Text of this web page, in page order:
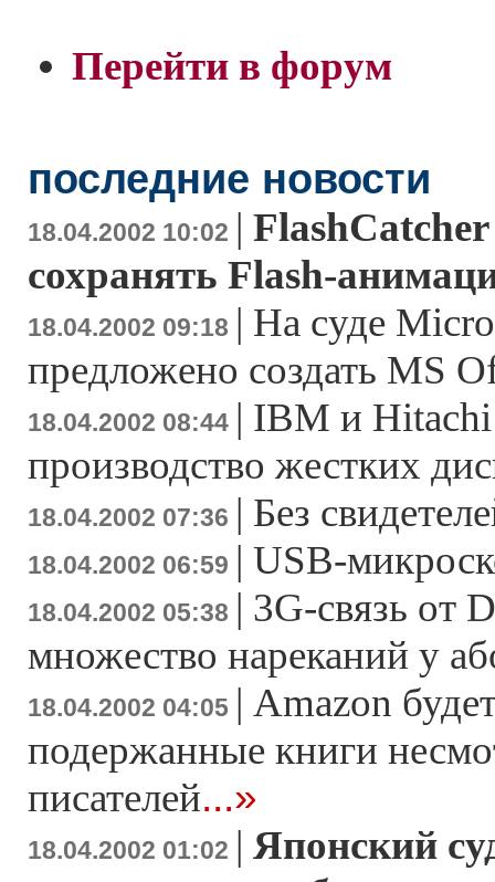
Перейти в форум
последние новости
18.04.2002 10:02 | FlashCatcher
сохранять Flash-
18.04.2002 09:18 | На суде
предложено создать MS
18.04.2002 08:44 | IBM и Hitachi
производство жестких
18.04.2002 07:36 | Без
18.04.2002 06:59 | USB-
18.04.2002 05:38 | 3G-связь от
множество нареканий у
18.04.2002 04:05 | Amazon
подержанные книги
писателей...»
18.04.2002 01:02 | Японский